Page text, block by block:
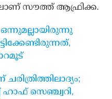
സൗത്ത് ആഫ്രിക്ക.
ഹാഫ് സെഞ്ച്വറി,